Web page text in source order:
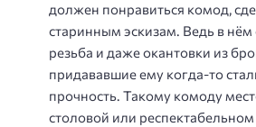
должен понравиться комод,
старинным эскизам. Ведь в нём
резьба и даже окантовки из
придававшие ему когда-то
прочность. Такому комоду
столовой или респектабельном